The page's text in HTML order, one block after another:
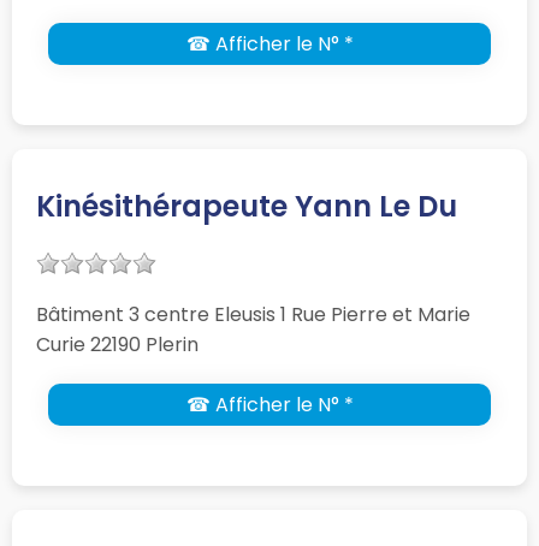
☎ Afficher le N° *
Kinésithérapeute Yann Le Du
Bâtiment 3 centre Eleusis 1 Rue Pierre et Marie
Curie 22190 Plerin
☎ Afficher le N° *